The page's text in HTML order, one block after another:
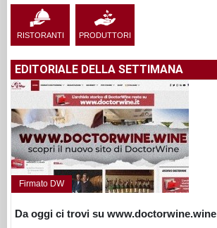
RISTORANTI PRODUTTORI
EDITORIALE DELLA SETTIMANA
Firmato DW
Da oggi ci trovi su www.doctorwine.wine